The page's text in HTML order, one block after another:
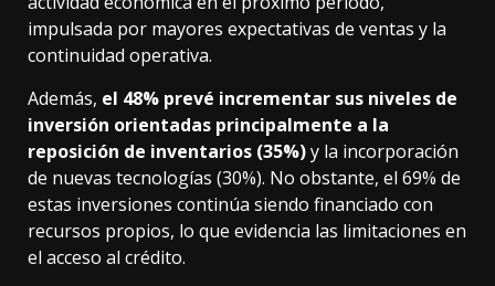
impulsada por mayores expectativas de ventas y la
continuidad operativa.
Además, el 48% prevé incrementar sus niveles de
inversión orientadas principalmente a la
reposición de inventarios (35%)y la incorporación
de nuevas tecnologías (30%). No obstante, el 69% de
estas inversiones continúa siendo financiado con
recursos propios, lo que evidencia las limitaciones en
el acceso al crédito.